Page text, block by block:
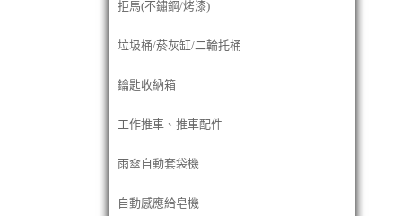
拒馬(不鏽鋼/烤漆)
垃圾桶/菸灰缸/二輪托桶
鑰匙收納箱
工作推車、推車配件
雨傘自動套袋機
自動感應給皂機